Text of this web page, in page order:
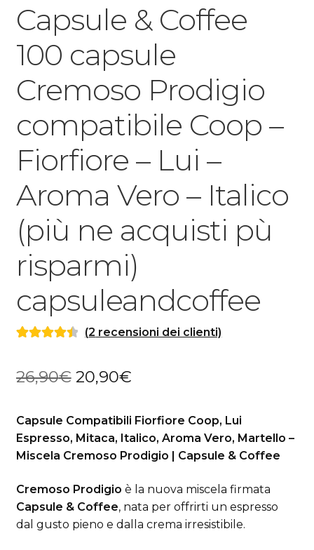
Capsule & Coffee
100 capsule
Cremoso Prodigio
compatibile Coop –
Fiorfiore – Lui –
Aroma Vero – Italico
(più ne acquisti pù
risparmi)
capsuleandcoffee
base di
(2 recensioni dei clienti)
26,90€ Il
originale
era:
20,90€Il
attuale
è:
Capsule Compatibili Fiorfiore Coop, Lui
Espresso, Mitaca, Italico, Aroma Vero, Martello –
Miscela Cremoso Prodigio | Capsule & Coffee
Cremoso Prodigio è la nuova miscela firmata
Capsule & Coffee, nata per offrirti un espresso
dal gusto pieno e dalla crema irresistibile.